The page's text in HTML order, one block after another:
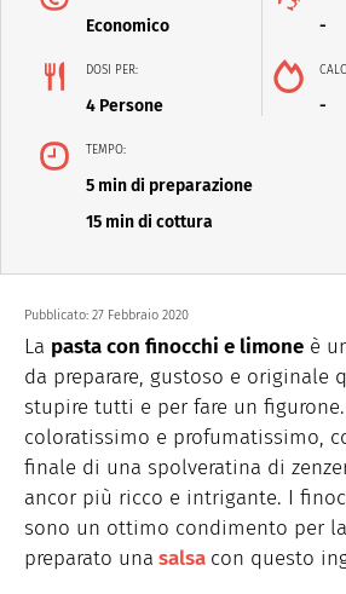
Economico -
DOSI PER:
4 Persone -
TEMPO:
5 min di preparazione
15 min di cottura
Pubblicato: 27 Febbraio 2020
La pasta con finocchi e limone è
da preparare, gustoso e originale
stupire tutti e per fare un
coloratissimo e profumatissimo,
finale di una spolveratina di
ancor più ricco e intrigante. I
sono un ottimo condimento per
preparato una salsa con questo